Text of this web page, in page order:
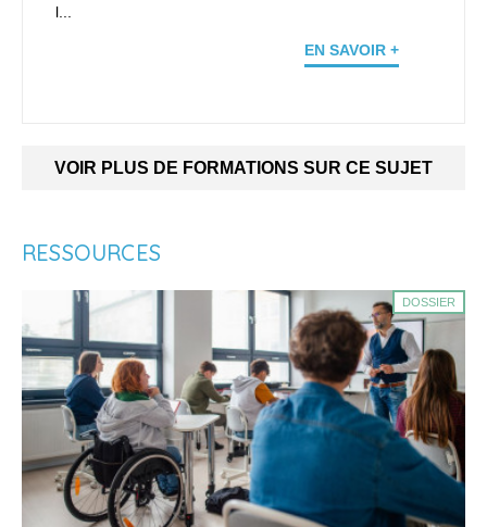
l...
EN SAVOIR +
VOIR PLUS DE FORMATIONS SUR CE SUJET
RESSOURCES
DOSSIER